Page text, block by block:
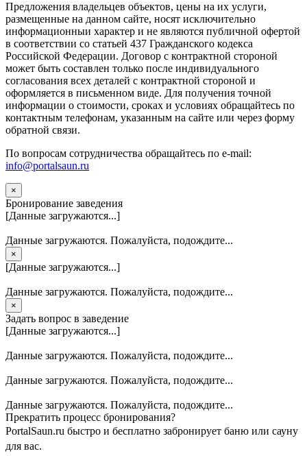
Предложения владельцев объектов, цены на их услуги,
размещенные на данном сайте, носят исключительно
информационныи характер и не являются публичной офертой
в соответствии со статьей 437 Гражданского кодекса
Российской Федерации. Договор с контрактной стороной
может быть составлен только после индивидуального
согласования всех деталей с контрактной стороной и
оформляется в письменном виде. Для получения точной
информации о стоимости, сроках и условиях обращайтесь по
контактным телефонам, указанным на сайте или через форму
обратной связи.
По вопросам сотрудничества обращайтесь по e-mail:
info@portalsaun.ru
×
Бронирование заведения
[Данные загружаются...]
Данные загружаются. Пожалуйста, подождите...
×
[Данные загружаются...]
Данные загружаются. Пожалуйста, подождите...
×
Задать вопрос в заведение
[Данные загружаются...]
Данные загружаются. Пожалуйста, подождите...
Данные загружаются. Пожалуйста, подождите...
Данные загружаются. Пожалуйста, подождите...
Прекратить процесс бронирования?
PortalSaun.ru быстро и бесплатно забронирует баню или сауну
для вас.